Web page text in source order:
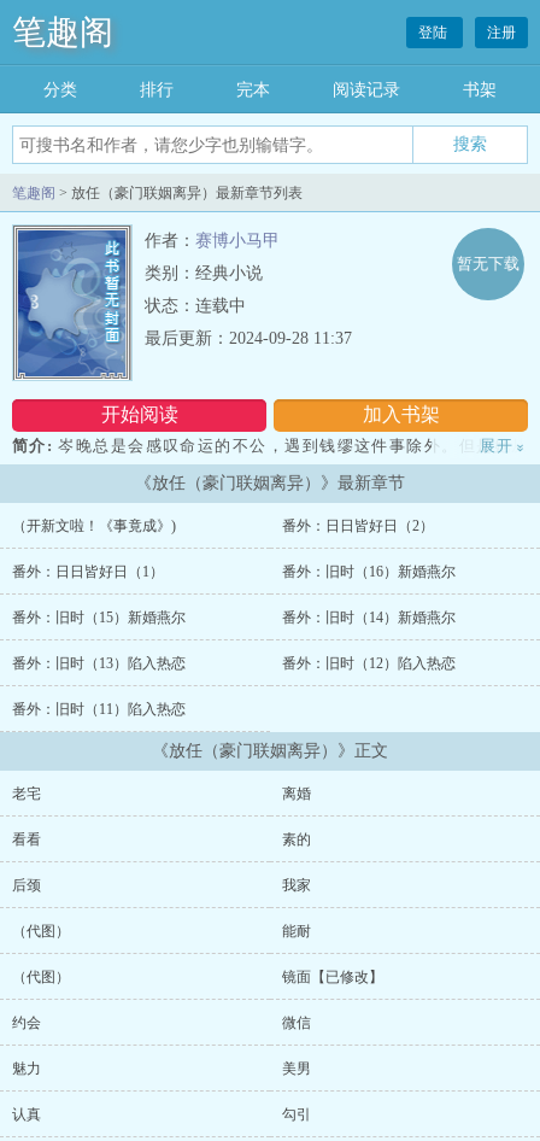
笔趣阁 登陆 注册
分类 排行 完本 阅读记录 书架
笔趣阁 > 放任（豪门联姻离异）最新章节列表
作者： 赛博小马甲
类别：经典小说
状态：连载中
开始阅读 加入书架
暂无下载
最后更新：2024-09-28 11:37
简介: 岑晚总是会感叹命运的不公，遇到钱缪这件事除外。但是她从
没有提过，实在是怕他知道了尾巴要翘到天上去。懒猫男主 vs 恶犬女
主sc，同岁，男主从始至终没有别人，女主有家里安排的未婚夫（会
有亲密行为和修罗场预警）。29岁时的离异夫妻和19岁时的别扭情侣
重圆外壳的吵吵闹闹小甜饼。珠珠来！收藏来！评论来！四面八方
来！微博@赛博上海熏鱼...
展开 »
《放任（豪门联姻离异）》最新章节
（开新文啦！《事竟成》) 番外：日日皆好日（2）
番外：日日皆好日（1） 番外：旧时（16）新婚燕尔
番外：旧时（15）新婚燕尔 番外：旧时（14）新婚燕尔
番外：旧时（13）陷入热恋 番外：旧时（12）陷入热恋
番外：旧时（11）陷入热恋
《放任（豪门联姻离异）》正文
老宅 离婚
看看 素的
后颈 我家
（代图） 能耐
（代图） 镜面【已修改】
约会 微信
魅力 美男
认真 勾引